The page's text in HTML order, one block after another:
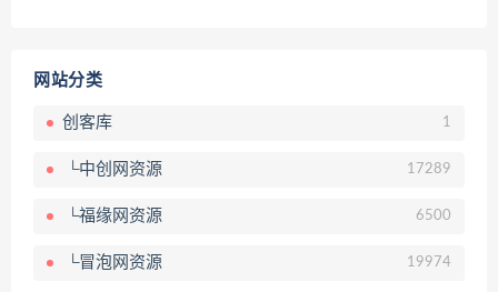
网站分类
创客库 1
└中创网资源 17289
└福缘网资源 6500
└冒泡网资源 19974